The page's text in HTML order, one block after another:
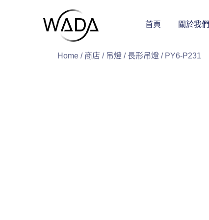
緯達燈飾
緯達燈飾企業行
首頁 關於我們
Home / 商店 / 吊燈 /長形吊燈 / PY6-P231